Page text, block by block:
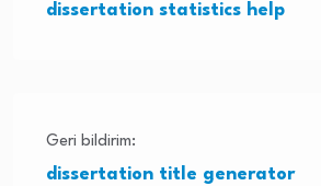
dissertation statistics help
Geri bildirim:
dissertation title generator